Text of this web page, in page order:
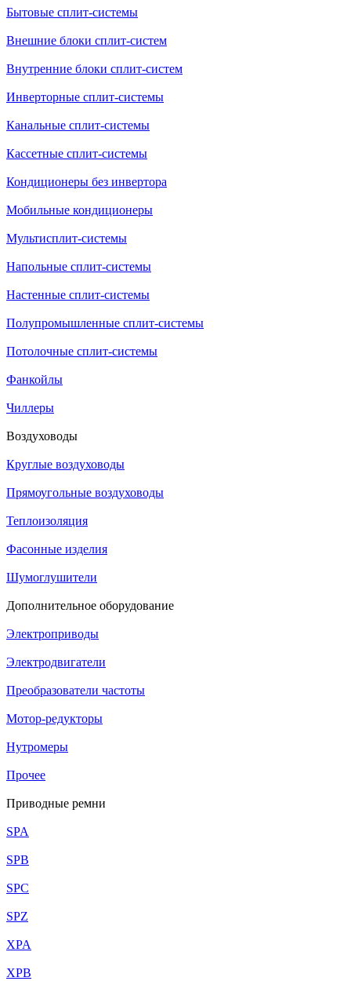
Бытовые сплит-системы
Внешние блоки сплит-систем
Внутренние блоки сплит-систем
Инверторные сплит-системы
Канальные сплит-системы
Кассетные сплит-системы
Кондиционеры без инвертора
Мобильные кондиционеры
Мультисплит-системы
Напольные сплит-системы
Настенные сплит-системы
Полупромышленные сплит-системы
Потолочные сплит-системы
Фанкойлы
Чиллеры
Воздуховоды
Круглые воздуховоды
Прямоугольные воздуховоды
Теплоизоляция
Фасонные изделия
Шумоглушители
Дополнительное оборудование
Электроприводы
Электродвигатели
Преобразователи частоты
Мотор-редукторы
Нутромеры
Прочее
Приводные ремни
SPA
SPB
SPC
SPZ
XPA
XPB